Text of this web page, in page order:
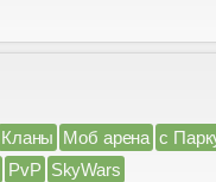
Кланы Моб арена с
PvP SkyWars